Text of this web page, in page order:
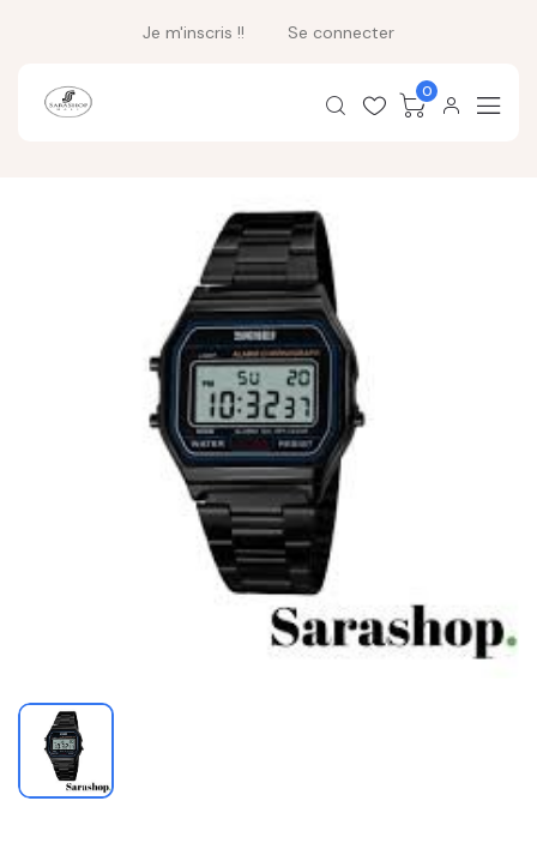
Je m'inscris !! Se connecter
0